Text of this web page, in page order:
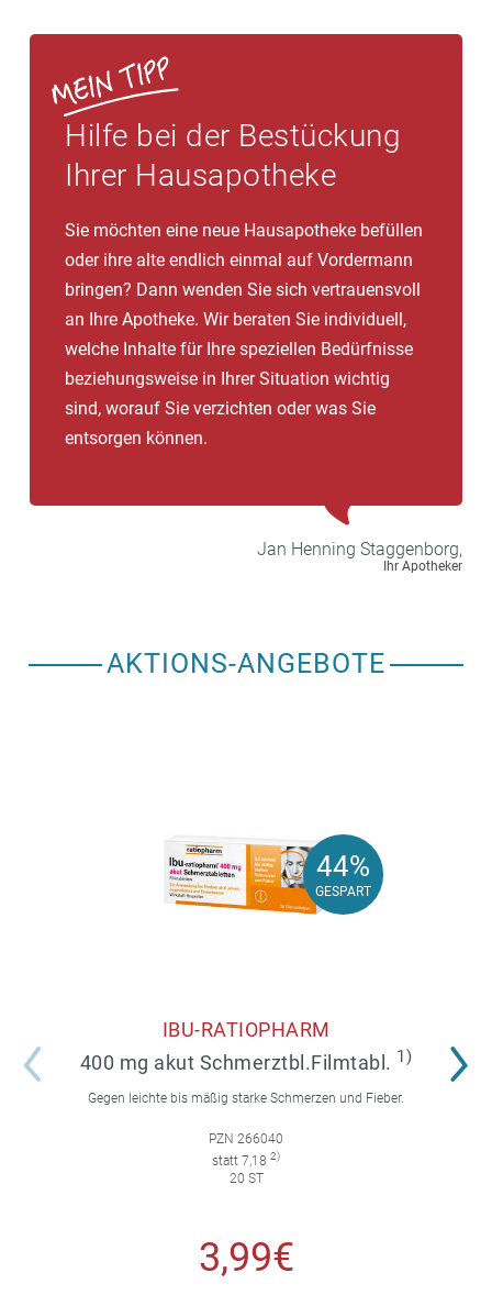
Hilfe bei der Bestückung
Ihrer Hausapotheke
Sie möchten eine neue Hausapotheke befüllen
oder ihre alte endlich einmal auf Vordermann
bringen? Dann wenden Sie sich vertrauensvoll
an Ihre Apotheke. Wir beraten Sie individuell,
welche Inhalte für Ihre speziellen Bedürfnisse
beziehungsweise in Ihrer Situation wichtig
sind, worauf Sie verzichten oder was Sie
entsorgen können.
Jan Henning Staggenborg,
Ihr Apotheker
AKTIONS-ANGEBOTE
44%
GESPART
44%
GESPART
IBU-RATIOPHARM
400 mg akut Schmerztbl.Filmtabl. 1)
Gegen leichte bis mäßig starke Schmerzen und Fieber.
PZN 266040
statt 7,18 2)
20 ST
3,99€